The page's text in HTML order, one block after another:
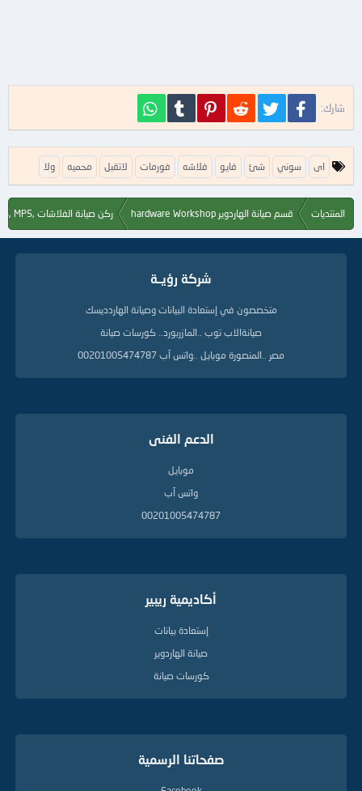
شارك: فيسبوك تويتر Reddit
Pinterest
Tumblr
ا
ل
م
اى سوني شئ فايو فلاشه فورمات لاتقبل محميه ولا
المنتديات قسم صيانة الهاردوير hardware Workshop ركن صيانة الفلاشات ,Flash, MP3, MP4, MP5
شركة رؤيــة
متخصصون في إستعادة البيانات وصيانة الهاردديسك
صيانةالاب توب ..المازربورد.. كورسات صيانة
مصر ..المنصورة موبايل ..واتس آب 00201005474787
الدعم الفنى
موبايل
واتس آب
00201005474787
أكاديمية ريبير
إستعادة بيانات
صيانة الهاردوير
كورسات صيانة
صفحاتنا الرسمية